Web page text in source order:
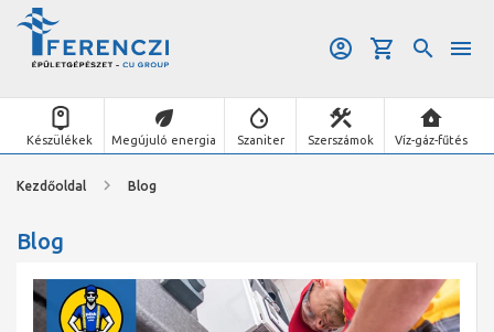
Készülékek Megújuló energia Szaniter Szerszámok Víz-gáz-fűtés
Kezdőoldal Blog
Blog